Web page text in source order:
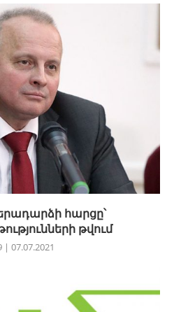
հարցը՝
թվում
| 07.07.2021